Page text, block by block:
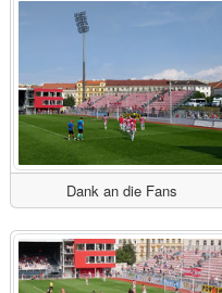
Dank an die Fans